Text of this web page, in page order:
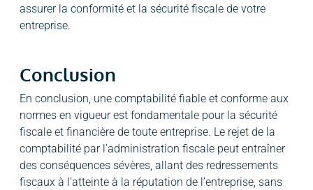
assurer la conformité et la sécurité fiscale de votre
entreprise.
Conclusion
En conclusion, une comptabilité fiable et conforme aux
normes en vigueur est fondamentale pour la sécurité
fiscale et financière de toute entreprise. Le rejet de la
comptabilité par l’administration fiscale peut entraîner
des conséquences sévères, allant des redressements
fiscaux à l’atteinte à la réputation de l’entreprise, sans